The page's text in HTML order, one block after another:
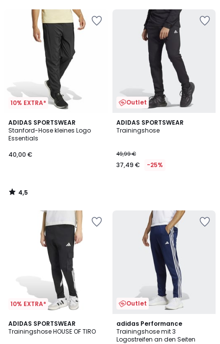
10% EXTRA*
ADIDAS SPORTSWEAR
Stanford-Hose kleines Logo
Essentials
40,00 €
4,5
/ 5
4,5
/
Outlet
ADIDAS SPORTSWEAR
Trainingshose
49,99 €
37,49 € -25%
10% EXTRA*
ADIDAS SPORTSWEAR
Trainingshose HOUSE OF TIRO
Outlet
adidas Performance
Trainingshose mit 3
Logostreifen an den Seiten
4,7
/ 5